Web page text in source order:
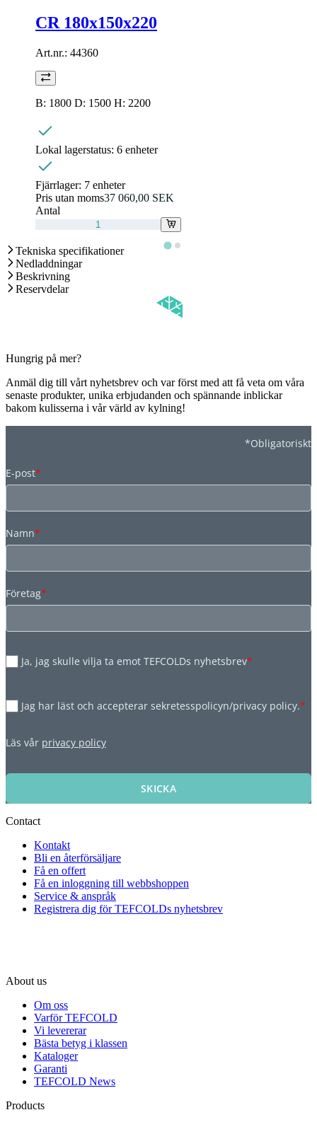
CR 180x150x220
Art.nr.: 44360
B: 1800 D: 1500 H: 2200
Lokal lagerstatus: 6 enheter
Fjärrlager: 7 enheter
Pris utan moms37 060,00 SEK
Antal
Tekniska specifikationer
Nedladdningar
Beskrivning
Reservdelar
Hungrig på mer?
Anmäl dig till vårt nyhetsbrev och var först med att få veta om våra
senaste produkter, unika erbjudanden och spännande inblickar
bakom kulisserna i vår värld av kylning!
*Obligatoriskt
E-post*
Namn*
Företag*
Ja, jag skulle vilja ta emot TEFCOLDs nyhetsbrev*
Jag har läst och accepterar sekretesspolicyn/privacy policy.*
Läs vår privacy policy
SKICKA
Contact
Kontakt
Bli en återförsäljare
Få en offert
Få en inloggning till webbshoppen
Service & anspråk
Registrera dig för TEFCOLDs nyhetsbrev
About us
Om oss
Varför TEFCOLD
Vi levererar
Bästa betyg i klassen
Kataloger
Garanti
TEFCOLD News
Products